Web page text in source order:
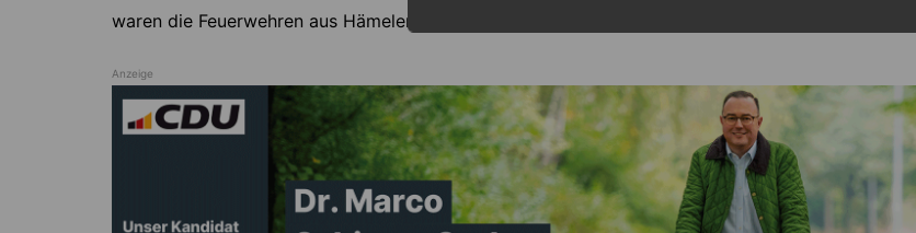
waren die Feuerwehren aus Hämelerwald, Sievershausen und Arpke.
Anzeige